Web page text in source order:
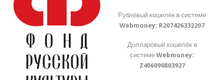
Рублёвый кошелёк в системе
Webmoney: R207426332207
Долларовый кошелёк в
системеWebmoney:
Z406090803927